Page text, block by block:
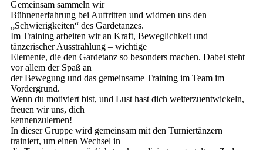
Gemeinsam sammeln wir
Bühnenerfahrung bei Auftritten und widmen uns den
„Schwierigkeiten“ des Gardetanzes.
Im Training arbeiten wir an Kraft, Beweglichkeit und
tänzerischer Ausstrahlung – wichtige
Elemente, die den Gardetanz so besonders machen. Dabei steht
vor allem der Spaß an
der Bewegung und das gemeinsame Training im Team im
Vordergrund.
Wenn du motiviert bist, und Lust hast dich weiterzuentwickeln,
freuen wir uns, dich
kennenzulernen!
In dieser Gruppe wird gemeinsam mit den Turniertänzern
trainiert, um einen Wechsel in